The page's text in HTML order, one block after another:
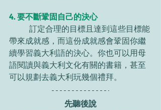
4. 要不斷鞏固自己的決心
帶來成就感，而這份成就感會鞏固你繼
續學習義大利語的決心。你也可以用母
語閱讀與義大利文化有關的書籍，甚至
可以規劃去義大利玩幾個禮拜。
先聽後說